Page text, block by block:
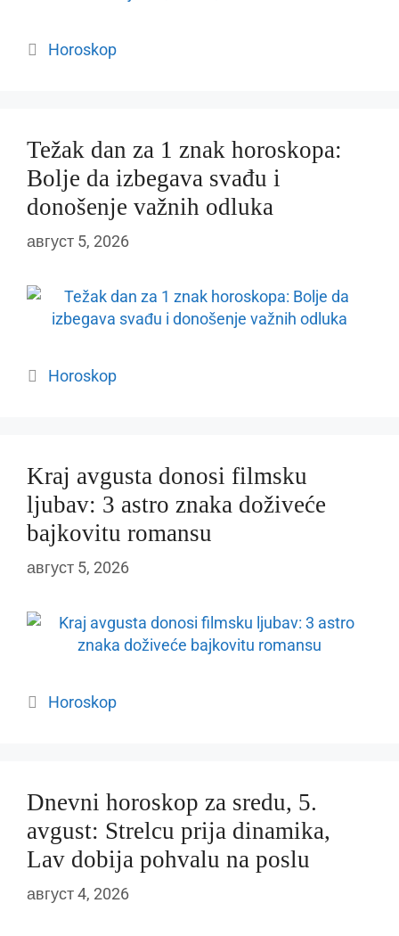
Categories
Horoskop
Težak dan za 1 znak horoskopa:
Bolje da izbegava svađu i
donošenje važnih odluka
август 5, 2026
Categories
Horoskop
Kraj avgusta donosi filmsku
ljubav: 3 astro znaka doživeće
bajkovitu romansu
август 5, 2026
Categories
Horoskop
Dnevni horoskop za sredu, 5.
avgust: Strelcu prija dinamika,
Lav dobija pohvalu na poslu
август 4, 2026